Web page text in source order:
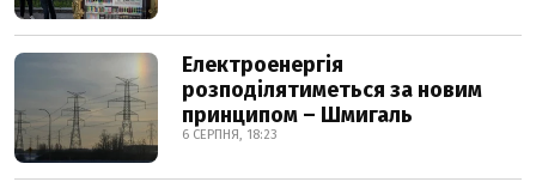
Електроенергія
розподілятиметься за новим
принципом – Шмигаль
6 СЕРПНЯ, 18:23